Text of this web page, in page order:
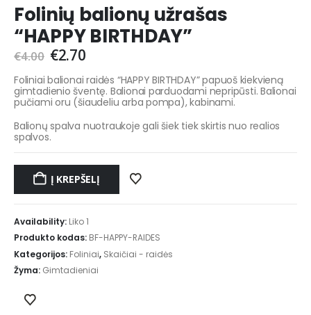
Folinių balionų užrašas
“HAPPY BIRTHDAY”
€4.00 €2.70
Foliniai balionai raidės “HAPPY BIRTHDAY” papuoš kiekvieną
gimtadienio šventę. Balionai parduodami nepripūsti. Balionai
pučiami oru (šiaudeliu arba pompa), kabinami.
Balionų spalva nuotraukoje gali šiek tiek skirtis nuo realios
spalvos.
Į KREPŠELĮ
Availability: Liko 1
Produkto kodas: BF-HAPPY-RAIDES
Kategorijos: Foliniai, Skaičiai - raidės
Žyma: Gimtadieniai